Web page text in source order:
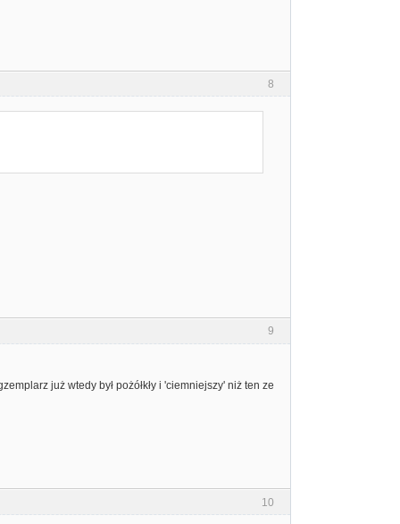
8
9
już wtedy był pożółkły i 'ciemniejszy' niż ten ze
10